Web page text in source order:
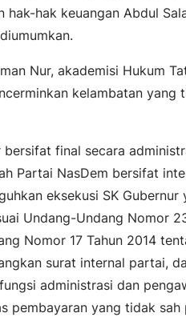
hak-hak keuangan Abdul
Nur, akademisi Hukum
kelambatan
bersifat final secara
Partai NasDem bersifat
eksekusi SK
Undang-Undang Nomor
Nomor 17 Tahun 2014
surat internal partai,
administrasi dan
pembayaran yang tidak